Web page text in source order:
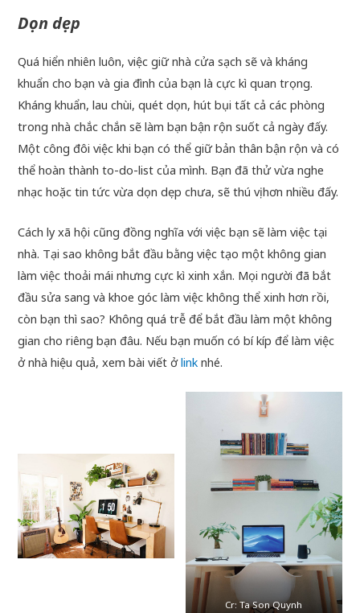
Dọn dẹp
Quá hiển nhiên luôn, việc giữ nhà cửa sạch sẽ và kháng
khuẩn cho bạn và gia đình của bạn là cực kì quan trọng.
Kháng khuẩn, lau chùi, quét dọn, hút bụi tất cả các phòng
trong nhà chắc chắn sẽ làm bạn bận rộn suốt cả ngày đấy.
Một công đôi việc khi bạn có thể giữ bản thân bận rộn và có
thể hoàn thành to-do-list của mình. Bạn đã thử vừa nghe
nhạc hoặc tin tức vừa dọn dẹp chưa, sẽ thú vị hơn nhiều đấy.
Cách ly xã hội cũng đồng nghĩa với việc bạn sẽ làm việc tại
nhà. Tại sao không bắt đầu bằng việc tạo một không gian
làm việc thoải mái nhưng cực kì xinh xắn. Mọi người đã bắt
đầu sửa sang và khoe góc làm việc không thể xinh hơn rồi,
còn bạn thì sao? Không quá trễ để bắt đầu làm một không
gian cho riêng bạn đâu. Nếu bạn muốn có bí kíp để làm việc
ở nhà hiệu quả, xem bài viết ởlinknhé.
Cr: Ta Son Quynh